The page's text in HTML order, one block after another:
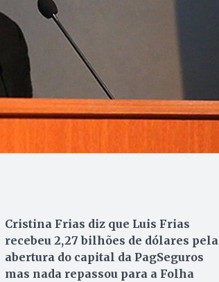
Cristina Frias diz que Luis Frias
recebeu 2,27 bilhões de dólares pela
abertura do capital da PagSeguros
mas nada repassou para a Folha